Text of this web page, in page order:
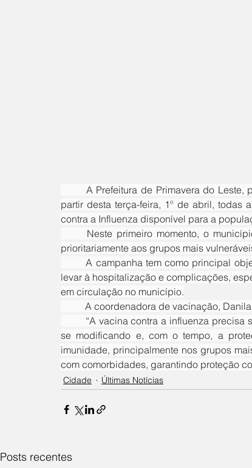
partir desta terça-feira, 1º de abril,
contra a Influenza disponível para a
prioritariamente aos grupos mais
	A campanha tem como principal objetivo reduzir os casos mais graves da doença, que podem
levar à hospitalização e complicações,
em circulação no município.
A coordenadora de vacinação, Danila
se modificando e, com o tempo, a
imunidade, principalmente nos grupos
com comorbidades, garantindo proteção
Cidade Últimas Notícias
Posts recentes